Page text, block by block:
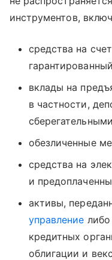
инструментов,
средства на
вклады на
в частности,
обезличенные
средства на
и
активы,
управление
кредитных
облигации и